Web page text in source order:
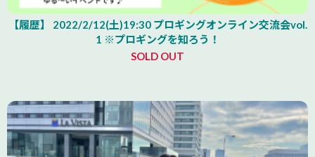
【履歴】 2022/2/12(土)19:30 プロギングオンライン交流会vol.
1 ※プロギングを知ろう！
SOLD OUT